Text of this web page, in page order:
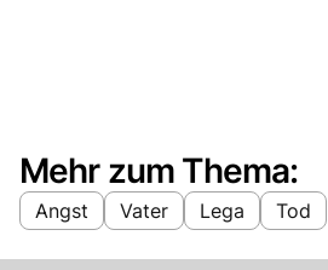
Mehr zum Thema:
Angst Vater Lega Tod